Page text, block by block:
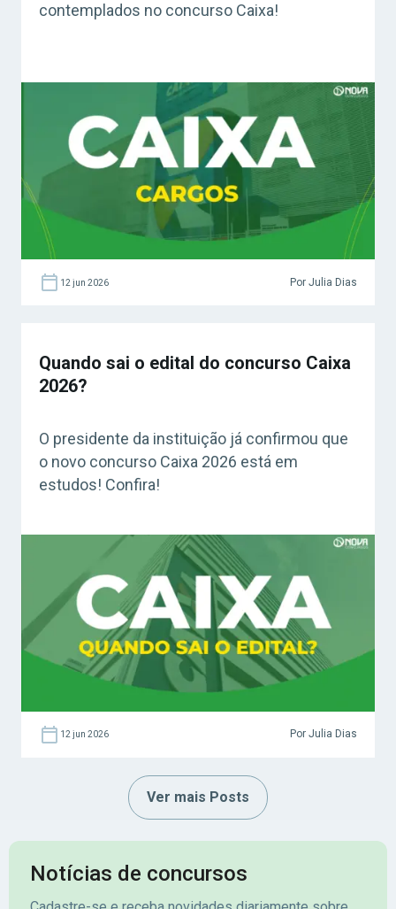
contemplados no concurso Caixa!
12 jun 2026 Por Julia Dias
Quando sai o edital do concurso Caixa
2026?
O presidente da instituição já confirmou que
o novo concurso Caixa 2026 está em
estudos! Confira!
12 jun 2026 Por Julia Dias
Ver mais Posts
Notícias de concursos